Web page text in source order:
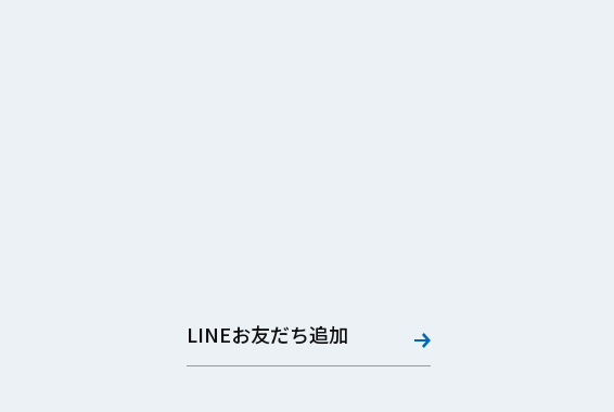
LINEお友だち追加